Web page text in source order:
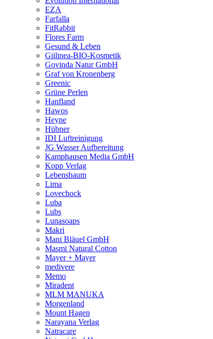
EZA
Farfalla
FitRabbit
Flores Farm
Gesund & Leben
Giilinea-BIO-Kosmetik
Govinda Natur GmbH
Graf von Kronenberg
Greenic
Grüne Perlen
Hanfland
Hawos
Heyne
Hübner
IDI Luftreinigung
JG Wasser Aufbereitung
Kamphausen Media GmbH
Kopp Verlag
Lebensbaum
Lima
Lovechock
Luba
Lubs
Lunasoaps
Makri
Mani Bläuel GmbH
Masmi Natural Cotton
Mayer + Mayer
medivere
Memo
Miradent
MLM MANUKA
Morgenland
Mount Hagen
Narayana Verlag
Natracare